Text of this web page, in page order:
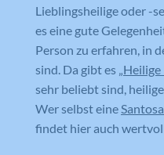
Lieblingsheilige oder -
es eine gute
Person zu erfahren, in
sind. Da gibt es
sehr beliebt sind,
Wer selbst eine
findet hier auch
Zweck
Dieses
Cookie-
zu
Zweck
Wird von
um die
Name _gid
Zweck
Wird zum
Inhalten
GPS
Anbieter YouTube